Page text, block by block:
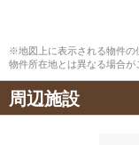
※地図上に表示される物件の
物件所在地とは異なる場合が
周辺施設